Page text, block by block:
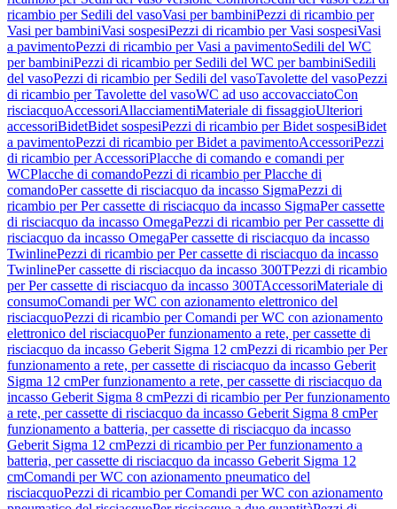
ricambio per Sedili del vasoVasi per bambiniPezzi di ricambio per
Vasi per bambiniVasi sospesiPezzi di ricambio per Vasi sospesiVasi
a pavimentoPezzi di ricambio per Vasi a pavimentoSedili del WC
per bambiniPezzi di ricambio per Sedili del WC per bambiniSedili
del vasoPezzi di ricambio per Sedili del vasoTavolette del vasoPezzi
di ricambio per Tavolette del vasoWC ad uso accovacciatoCon
risciacquoAccessoriAllacciamentiMateriale di fissaggioUlteriori
accessoriBidetBidet sospesiPezzi di ricambio per Bidet sospesiBidet
a pavimentoPezzi di ricambio per Bidet a pavimentoAccessoriPezzi
di ricambio per AccessoriPlacche di comando e comandi per
WCPlacche di comandoPezzi di ricambio per Placche di
comandoPer cassette di risciacquo da incasso SigmaPezzi di
ricambio per Per cassette di risciacquo da incasso SigmaPer cassette
di risciacquo da incasso OmegaPezzi di ricambio per Per cassette di
risciacquo da incasso OmegaPer cassette di risciacquo da incasso
TwinlinePezzi di ricambio per Per cassette di risciacquo da incasso
TwinlinePer cassette di risciacquo da incasso 300TPezzi di ricambio
per Per cassette di risciacquo da incasso 300TAccessoriMateriale di
consumoComandi per WC con azionamento elettronico del
risciacquoPezzi di ricambio per Comandi per WC con azionamento
elettronico del risciacquoPer funzionamento a rete, per cassette di
risciacquo da incasso Geberit Sigma 12 cmPezzi di ricambio per Per
funzionamento a rete, per cassette di risciacquo da incasso Geberit
Sigma 12 cmPer funzionamento a rete, per cassette di risciacquo da
incasso Geberit Sigma 8 cmPezzi di ricambio per Per funzionamento
a rete, per cassette di risciacquo da incasso Geberit Sigma 8 cmPer
funzionamento a batteria, per cassette di risciacquo da incasso
Geberit Sigma 12 cmPezzi di ricambio per Per funzionamento a
batteria, per cassette di risciacquo da incasso Geberit Sigma 12
cmComandi per WC con azionamento pneumatico del
risciacquoPezzi di ricambio per Comandi per WC con azionamento